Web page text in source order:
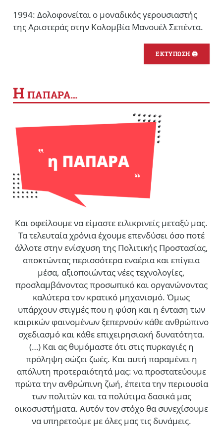
1994: Δολοφονείται ο μοναδικός γερουσιαστής
της Αριστεράς στην Κολομβία Μανουέλ Σεπέντα.
ΕΚΤΥΠΩΣΗ 🖨
Η ΠΑΠΑΡΑ…
Και οφείλουμε να είμαστε ειλικρινείς μεταξύ μας.
Τα τελευταία χρόνια έχουμε επενδύσει όσο ποτέ
άλλοτε στην ενίσχυση της Πολιτικής Προστασίας,
αποκτώντας περισσότερα εναέρια και επίγεια
μέσα, αξιοποιώντας νέες τεχνολογίες,
προσλαμβάνοντας προσωπικό και οργανώνοντας
καλύτερα τον κρατικό μηχανισμό. Όμως
υπάρχουν στιγμές που η φύση και η ένταση των
καιρικών φαινομένων ξεπερνούν κάθε ανθρώπινο
σχεδιασμό και κάθε επιχειρησιακή δυνατότητα.
(…) Και ας θυμόμαστε ότι στις πυρκαγιές η
πρόληψη σώζει ζωές. Και αυτή παραμένει η
απόλυτη προτεραιότητά μας: να προστατεύουμε
πρώτα την ανθρώπινη ζωή, έπειτα την περιουσία
των πολιτών και τα πολύτιμα δασικά μας
οικοσυστήματα. Αυτόν τον στόχο θα συνεχίσουμε
να υπηρετούμε με όλες μας τις δυνάμεις.